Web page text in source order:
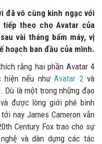
đã vô cùng kinh ngạc với
theo cho Avatar của
vài tháng bấm máy, vị
hoạch ban đầu của mình.
rằng hai phần Avatar 4
hiện nếu nhưAvatar 2và
Dù là một trong những đạo
được lòng giới phê bình
nay James Cameron vẫn
Century Fox trao cho sự
và dàn dựng các tác